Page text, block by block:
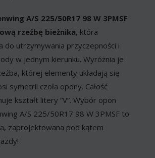
A/S 225/50R17 98 W 3PMSF
rzeźbę bieżnika, która
do utrzymywania przyczepności i
w jednym kierunku. Wyróżnia je
której elementy układają się
symetrii czoła opony. Całość
kształt litery “V”. Wybór opon
A/S 225/50R17 98 W 3PMSF to
zaprojektowana pod kątem